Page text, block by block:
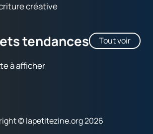
créative
tendances Tout voir
à afficher
© lapetitezine.org 2026